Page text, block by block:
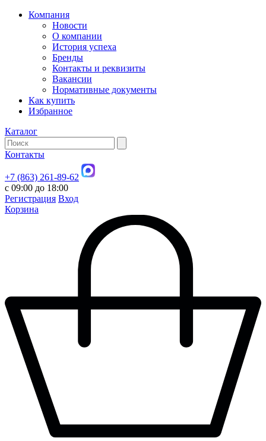
Компания
Новости
О компании
История успеха
Бренды
Контакты и реквизиты
Вакансии
Нормативные документы
Как купить
Избранное
Каталог
Контакты
+7 (863) 261-89-62
с 09:00 до 18:00
Регистрация Вход
Корзина